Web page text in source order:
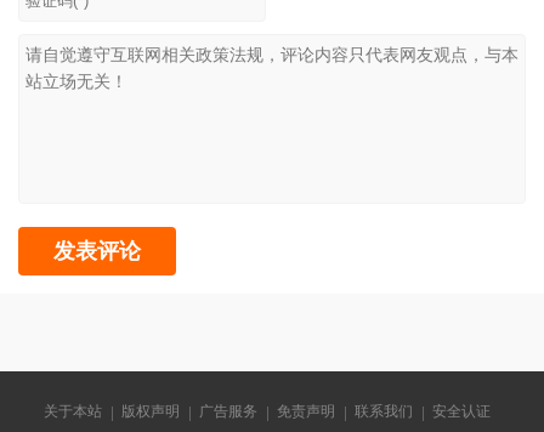
关于本站 版权声明 广告服务 免责声明 联系我们 安全认证